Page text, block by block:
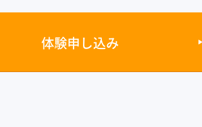
体験申し込み